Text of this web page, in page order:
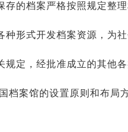
存的档案严格按照规定整理
种形式开发档案资源，为
规定，经批准成立的其他
档案馆的设置原则和布局